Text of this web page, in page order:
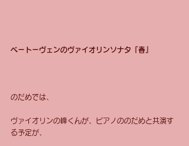
ベートーヴェンのヴァイオリンソナタ『春』
のだめでは、
ヴァイオリンの峰くんが、ピアノののだめと共演す
る予定が、